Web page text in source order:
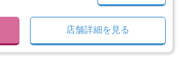
店舗詳細を見る